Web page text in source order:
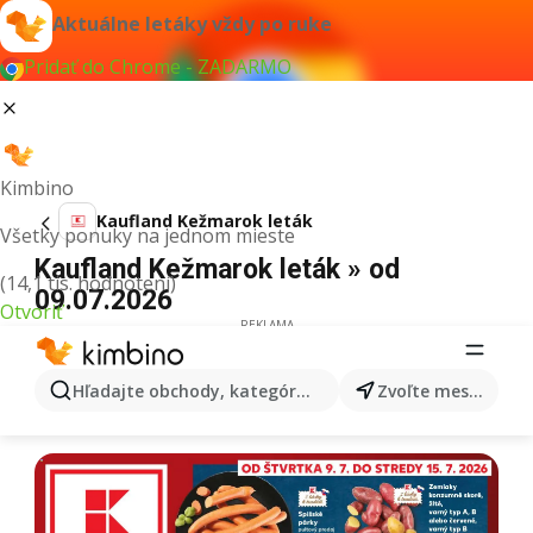
Aktuálne letáky vždy po ruke
Pridať do Chrome - ZADARMO
Kimbino
Všetky ponuky na jednom mieste
(14,1 tis. hodnotení)
Otvoriť
Hľadajte obchody, kategórie, produkty... Zvoľte mesto
Kaufland Kežmarok leták
Kaufland Kežmarok leták » od
09.07.2026
REKLAMA